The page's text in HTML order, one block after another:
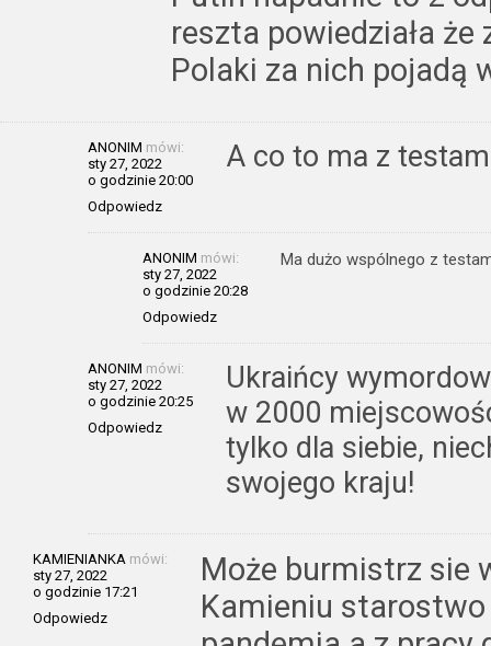
reszta powiedziała
Polaki za nich pojadą
ANONIM mówi:
sty 27, 2022
o godzinie 20:00
Odpowiedz
A co to ma z
ANONIM mówi:
sty 27, 2022
o godzinie 20:28
Odpowiedz
Ma dużo wspólnego z
ANONIM mówi:
sty 27, 2022
o godzinie 20:25
Odpowiedz
Ukraińcy
w 2000
tylko dla siebie,
swojego kraju!
KAMIENIANKA mówi:
sty 27, 2022
o godzinie 17:21
Odpowiedz
Może burmistrz sie
Kamieniu starostwo